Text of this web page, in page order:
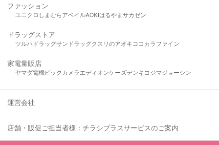
ファッション
ユニクロ しまむら アベイルAOKIはるやま サカゼン
ドラッグストア
ツルハドラッグサンドラッグクスリのアオキ ココカラファイン
家電量販店
ヤマダ電機ビックカメラ エディオンケーズデンキ コジマジョーシン
運営会社
店舗・販促ご担当者様：チラシプラスサービスのご案内